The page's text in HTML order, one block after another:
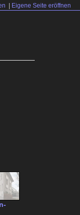
Eigene Seite eröffnen